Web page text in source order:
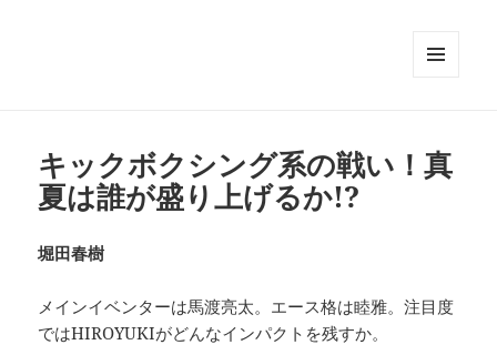
ット
キックボクシング系の戦い！真
夏は誰が盛り上げるか!?
堀田春樹
メインイベンターは馬渡亮太。エース格は睦雅。注目度
ではHIROYUKIがどんなインパクトを残すか。